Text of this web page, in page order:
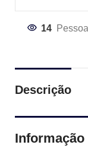
14
Descrição